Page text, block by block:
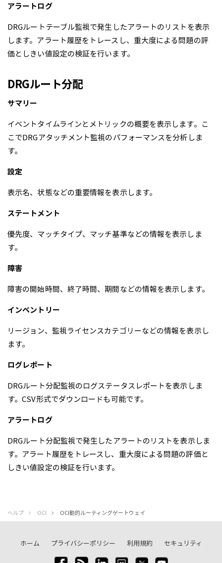
アラートログ
DRGルートテーブル監視で発生したアラートのリストを表示
します。アラート履歴をトレースし、重大度による問題の評
価としきい値設定の検証を行います。
DRGルート分配
サマリー
イベントタイムラインとメトリックの概要を表示します。こ
こでDRGアタッチメント監視のパフォーマンスを分析しま
す。
設定
表示名、状態などの重要情報を表示します。
ステートメント
優先度、マッチタイプ、マッチ基準などの情報を表示しま
す。
障害
障害の開始時間、終了時間、期間などの情報を表示します。
インベントリー
リージョン、監視ライセンスカテゴリーなどの情報を表示し
ます。
ログレポート
DRGルート分配監視のログステータスレポートを表示しま
す。CSV形式でダウンロードも可能です。
アラートログ
DRGルート分配監視で発生したアラートのリストを表示しま
す。アラート履歴をトレースし、重大度による問題の評価と
しきい値設定の検証を行います。
ヘルプ OCI OCI動的ルーティングゲートウェイ
ホーム プライバシーポリシー 利用規約 セキュリティ